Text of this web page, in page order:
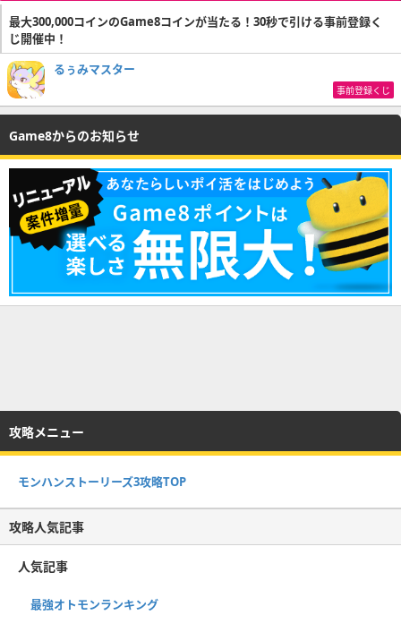
最大300,000コインのGame8コインが当たる！30秒で引ける事前登録く
じ開催中！
るぅみマスター
事前登録くじ
Game8からのお知らせ
攻略メニュー
モンハンストーリーズ3攻略TOP
攻略人気記事
人気記事
最強オトモンランキング